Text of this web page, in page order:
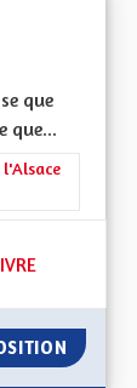
que
que...
l'Education et
UNE